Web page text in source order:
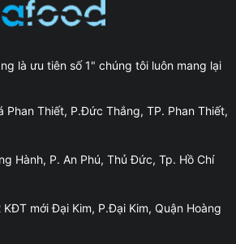
là ưu tiên số 1" chúng tôi luôn mang lại
Phan Thiết, P.Đức Thắng, TP. Phan Thiết,
Hành, P. An Phú, Thủ Đức, Tp. Hồ Chí
mới Đại Kim, P.Đại Kim, Quận Hoàng